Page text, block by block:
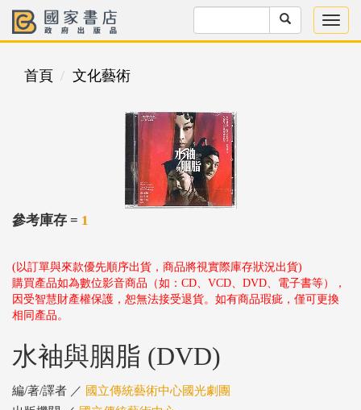
首頁 文化藝術
參考庫存 = 1
(以訂單與來款優先順序出貨，商品將視實際庫存狀況出貨)
購買產品如為數位影音商品（如：CD、VCD、DVD、電子書等），
因受智慧財產權保護，恕無法接受退貨。如有商品瑕疵，僅可更換
相同產品。
水袖與胭脂 (DVD)
編/著/譯者 ／ 國立傳統藝術中心國光劇團